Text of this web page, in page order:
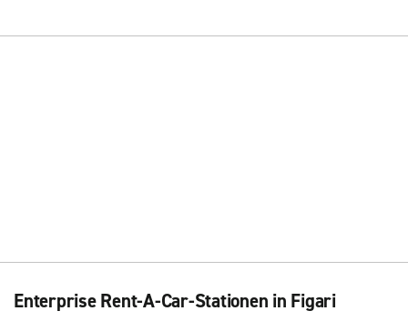
Enterprise Rent-A-Car-Stationen in Figari